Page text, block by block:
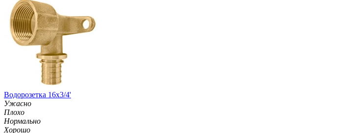
Водорозетка 16х3/4'
Ужасно
Плохо
Нормально
Хорошо